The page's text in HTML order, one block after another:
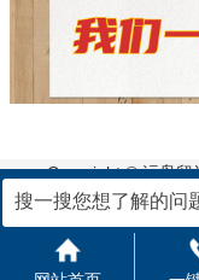
Copyright © 沄枭留
地址:上